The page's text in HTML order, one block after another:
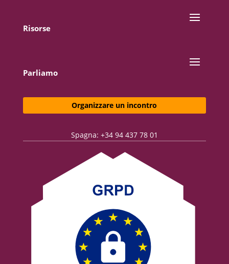
Risorse
Parliamo
Organizzare un incontro
Spagna: +34 94 437 78 01